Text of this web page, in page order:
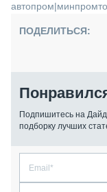
автопром|
ПОДЕЛИТЬСЯ:
Подпишитесь на
подборку лучших